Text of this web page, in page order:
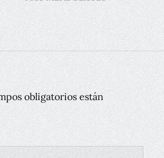
obligatorios están